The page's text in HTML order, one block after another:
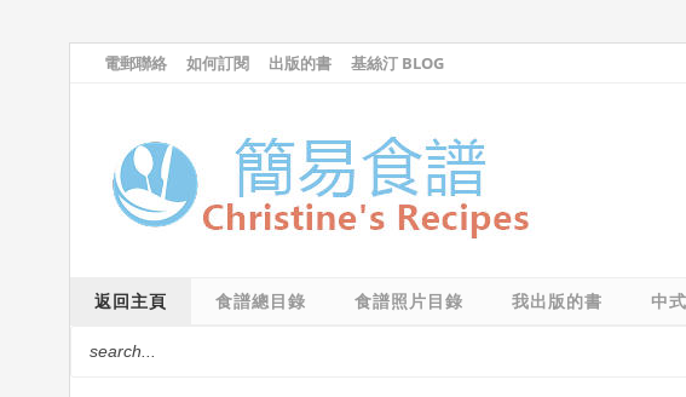
電郵聯絡 如何訂閱 出版的書 基絲汀 BLOG
返回主頁 食譜總目錄 食譜照片目錄 我出版的書 中